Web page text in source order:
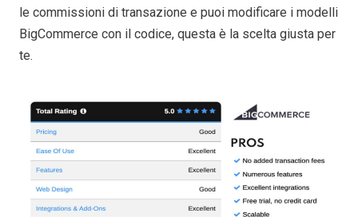
le commissioni di transazione e puoi modificare i modelli
BigCommerce con il codice, questa è la scelta giusta per
te.